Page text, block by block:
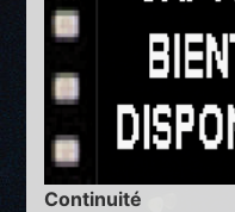
Continuité